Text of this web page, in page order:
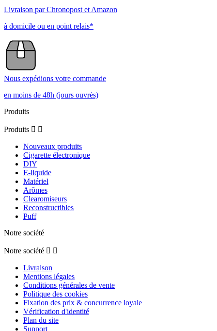
Livraison par Chronopost et Amazon
à domicile ou en point relais*
Nous expédions votre commande
en moins de 48h (jours ouvrés)
Produits
Produits  
Nouveaux produits
Cigarette électronique
DIY
E-liquide
Matériel
Arômes
Clearomiseurs
Reconstructibles
Puff
Notre société
Notre société  
Livraison
Mentions légales
Conditions générales de vente
Politique des cookies
Fixation des prix & concurrence loyale
Vérification d'identité
Plan du site
Support